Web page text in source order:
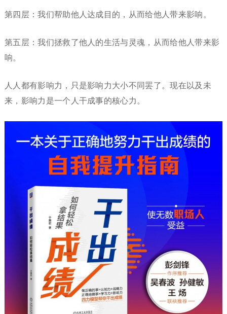
第四层：我们帮助他人达成目的，从而给他人带来影响。
第五层：我们拯救了他人的生活与灵魂，从而给他人带来影
响。
人人都有影响力，只是影响力大小不同罢了。现在以及未
来，影响力是一个人干成事的核心力。